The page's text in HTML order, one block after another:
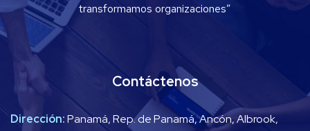
transformamos organizaciones”
Contáctenos
Dirección:Panamá, Rep. de Panamá, Ancón, Albrook,